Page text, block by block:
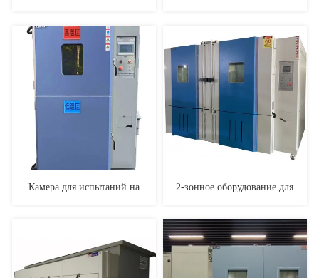
камеры с выбросом
формальдегида влажности и вибрации
Камера для испытаний на
жидкость
2-зонное оборудование для
испытаний на тепловой удар
300L для теста IEC60068